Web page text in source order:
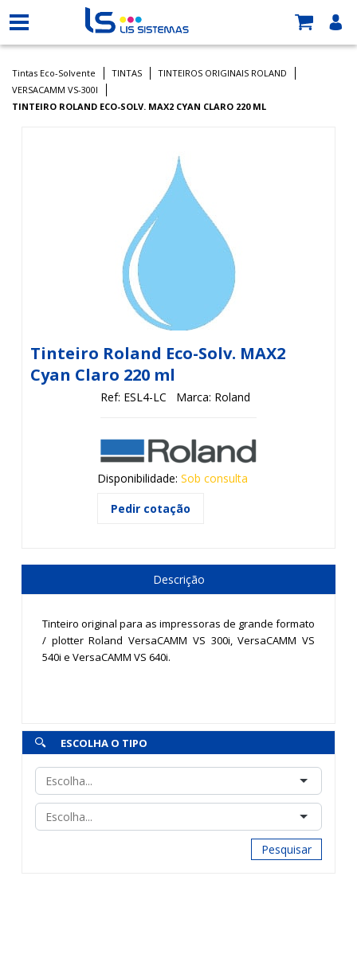
Tintas Eco-Solvente TINTAS
TINTEIROS ORIGINAIS ROLAND
VERSACAMM VS-300I
TINTEIRO ROLAND ECO-SOLV. MAX2 CYAN CLARO 220 ML
Tinteiro Roland Eco-Solv. MAX2
Cyan Claro 220 ml
Ref: ESL4-LC Marca: Roland
Disponibilidade: Sob consulta
Pedir cotação
Descrição
Tinteiro original para as impressoras de grande formato
/ plotter Roland VersaCAMM VS 300i, VersaCAMM VS
540i e VersaCAMM VS 640i.
ESCOLHA O TIPO
Pesquisar